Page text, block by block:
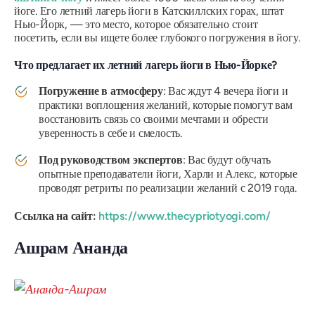
йоге. Его летний лагерь йоги в Катскиллских горах, штат
Нью-Йорк, — это место, которое обязательно стоит
посетить, если вы ищете более глубокого погружения в йогу.
Что предлагает их летний лагерь йоги в Нью-Йорке?
Погружение в атмосферу: Вас ждут 4 вечера йоги и
практики воплощения желаний, которые помогут вам
восстановить связь со своими мечтами и обрести
уверенность в себе и смелость.
Под руководством экспертов: Вас будут обучать
опытные преподаватели йоги, Харли и Алекс, которые
проводят ретриты по реализации желаний с 2019 года.
Ссылка на сайт: https://www.thecypriotyogi.com/
Ашрам Ананда